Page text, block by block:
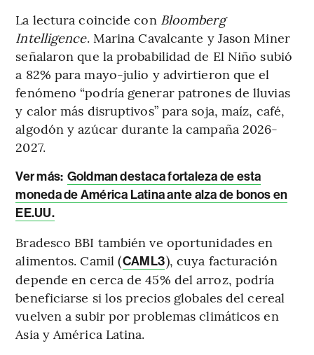
La lectura coincide con Bloomberg
Intelligence. Marina Cavalcante y Jason Miner
señalaron que la probabilidad de El Niño subió
a 82% para mayo-julio y advirtieron que el
fenómeno “podría generar patrones de lluvias
y calor más disruptivos” para soja, maíz, café,
algodón y azúcar durante la campaña 2026-
2027.
Ver más: Goldman destaca fortaleza de esta
moneda de América Latina ante alza de bonos en
EE.UU.
Bradesco BBI también ve oportunidades en
alimentos. Camil (CAML3), cuya facturación
depende en cerca de 45% del arroz, podría
beneficiarse si los precios globales del cereal
vuelven a subir por problemas climáticos en
Asia y América Latina.